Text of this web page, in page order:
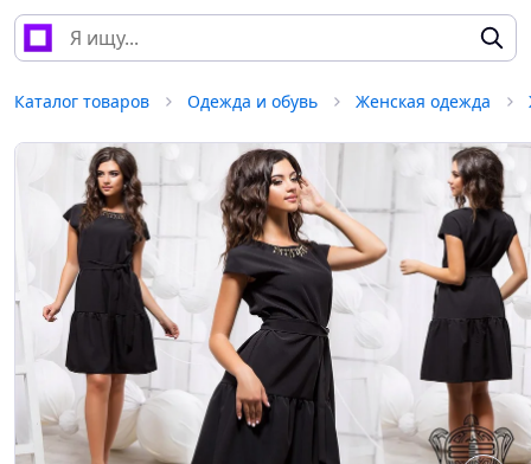
Каталог товаров Одежда и обувь Женская одежда